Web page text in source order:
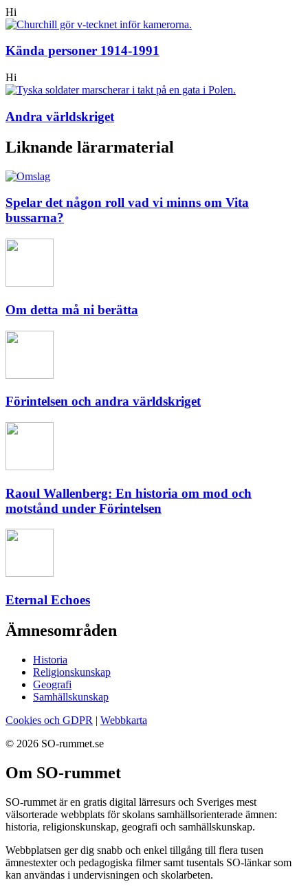
Hi
Kända personer 1914-1991
Hi
Andra världskriget
Liknande lärarmaterial
Spelar det någon roll vad vi minns om Vita
bussarna?
Om detta må ni berätta
Förintelsen och andra världskriget
Raoul Wallenberg: En historia om mod och
motstånd under Förintelsen
Eternal Echoes
Ämnesområden
Historia
Religionskunskap
Geografi
Samhällskunskap
Cookies och GDPR | Webbkarta
© 2026 SO-rummet.se
Om SO-rummet
SO-rummet är en gratis digital lärresurs och Sveriges mest
välsorterade webbplats för skolans samhällsorienterade ämnen:
historia, religionskunskap, geografi och samhällskunskap.
Webbplatsen ger dig snabb och enkel tillgång till flera tusen
ämnestexter och pedagogiska filmer samt tusentals SO-länkar som
kan användas i undervisningen och skolarbeten.